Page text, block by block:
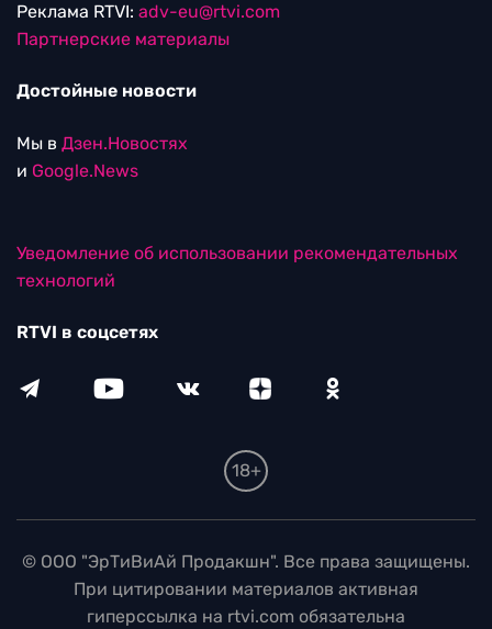
Реклама RTVI: adv-eu@rtvi.com
Партнерские материалы
Достойные новости
Мы в Дзен.Новостях
и Google.News
Уведомление об использовании рекомендательных
технологий
RTVI в соцсетях
18+
© ООО "ЭрТиВиАй Продакшн". Все права защищены.
При цитировании материалов активная
гиперссылка на rtvi.com обязательна